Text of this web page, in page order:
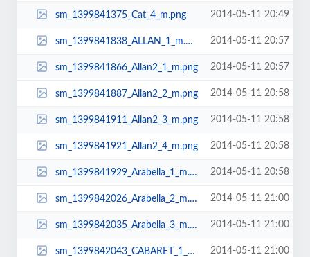
sm_1399841375_Cat_4_m.png 2014-05-11 20:49
sm_1399841838_ALLAN_1_m.png 2014-05-11 20:57
sm_1399841866_Allan2_1_m.png 2014-05-11 20:57
sm_1399841887_Allan2_2_m.png 2014-05-11 20:58
sm_1399841911_Allan2_3_m.png 2014-05-11 20:58
sm_1399841921_Allan2_4_m.png 2014-05-11 20:58
sm_1399841929_Arabella_1_m.png 2014-05-11 20:58
sm_1399842026_Arabella_2_m.png 2014-05-11 21:00
sm_1399842035_Arabella_3_m.png 2014-05-11 21:00
sm_1399842043_CABARET_1_m.png 2014-05-11 21:00